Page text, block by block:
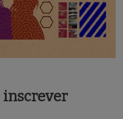
inscrever